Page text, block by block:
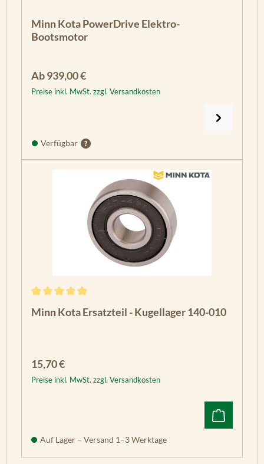
Minn Kota PowerDrive Elektro-
Bootsmotor
Regulärer Preis:
Ab939,00 €
Preise inkl. MwSt. zzgl. Versandkosten
Verfügbar
Minn Kota Ersatzteil - Kugellager 140-010
Regulärer Preis:
15,70 €
Preise inkl. MwSt. zzgl. Versandkosten
Auf Lager – Versand 1–3 Werktage